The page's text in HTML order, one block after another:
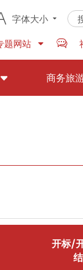
字体大小
题网站
商务旅
开标/